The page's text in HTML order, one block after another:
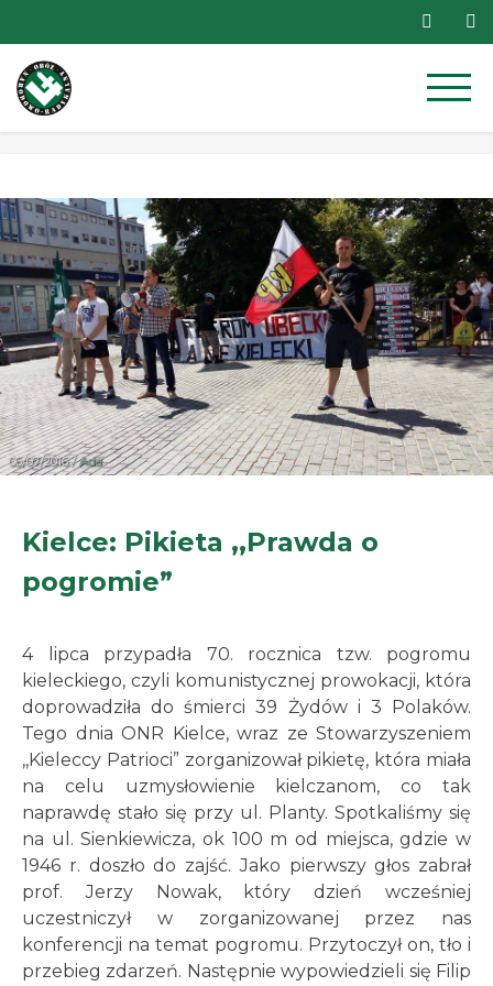
do
treści
06/07/2016 /Ada
Kielce: Pikieta ,,Prawda o
pogromie”
4 lipca przypadła 70. rocznica tzw. pogromu
kieleckiego, czyli komunistycznej prowokacji, która
doprowadziła do śmierci 39 Żydów i 3 Polaków.
Tego dnia ONR Kielce, wraz ze Stowarzyszeniem
,,Kieleccy Patrioci” zorganizował pikietę, która miała
na celu uzmysłowienie kielczanom, co tak
naprawdę stało się przy ul. Planty. Spotkaliśmy się
na ul. Sienkiewicza, ok 100 m od miejsca, gdzie w
1946 r. doszło do zajść. Jako pierwszy głos zabrał
prof. Jerzy Nowak, który dzień wcześniej
uczestniczył w zorganizowanej przez nas
konferencji na temat pogromu. Przytoczył on, tło i
przebieg zdarzeń. Następnie wypowiedzieli się Filip